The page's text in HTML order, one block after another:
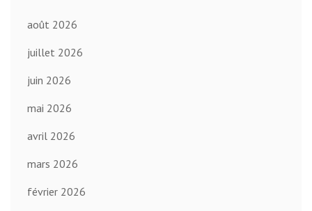
août 2026
juillet 2026
juin 2026
mai 2026
avril 2026
mars 2026
février 2026